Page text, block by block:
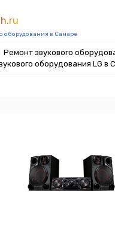
оборудования в Самаре
Ремонт звукового
оборудования LG в